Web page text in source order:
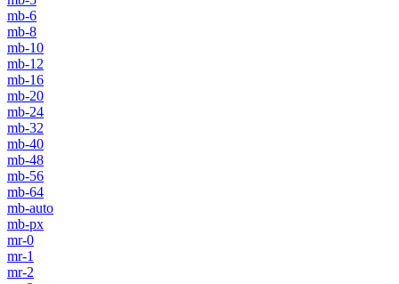
mb-6
mb-8
mb-10
mb-12
mb-16
mb-20
mb-24
mb-32
mb-40
mb-48
mb-56
mb-64
mb-auto
mb-px
mr-0
mr-1
mr-2